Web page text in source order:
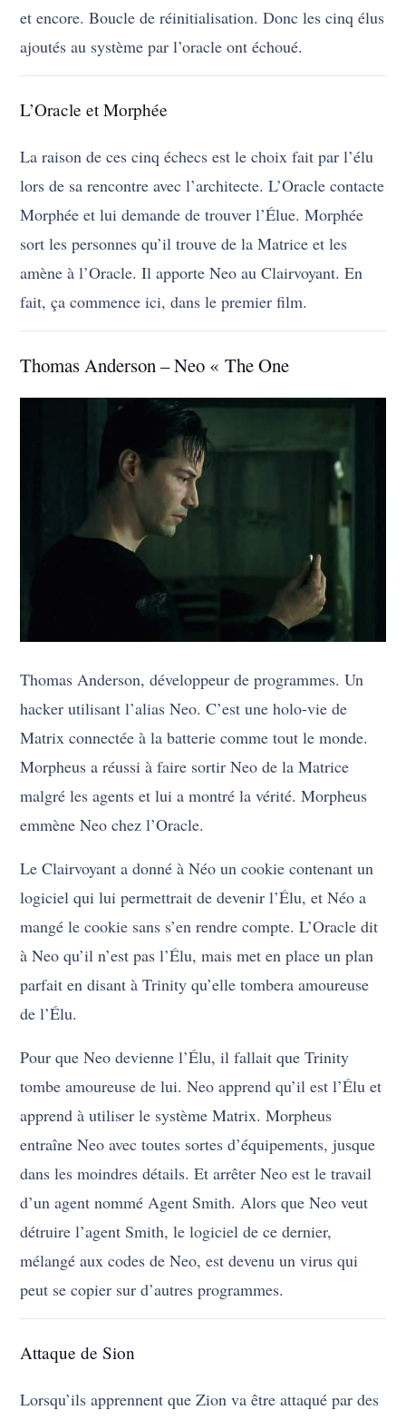
et encore. Boucle de réinitialisation. Donc les cinq élus
ajoutés au système par l’oracle ont échoué.
L’Oracle et Morphée
La raison de ces cinq échecs est le choix fait par l’élu
lors de sa rencontre avec l’architecte. L’Oracle contacte
Morphée et lui demande de trouver l’Élue. Morphée
sort les personnes qu’il trouve de la Matrice et les
amène à l’Oracle. Il apporte Neo au Clairvoyant. En
fait, ça commence ici, dans le premier film.
Thomas Anderson – Neo « The One
Thomas Anderson, développeur de programmes. Un
hacker utilisant l’alias Neo. C’est une holo-vie de
Matrix connectée à la batterie comme tout le monde.
Morpheus a réussi à faire sortir Neo de la Matrice
malgré les agents et lui a montré la vérité. Morpheus
emmène Neo chez l’Oracle.
Le Clairvoyant a donné à Néo un cookie contenant un
logiciel qui lui permettrait de devenir l’Élu, et Néo a
mangé le cookie sans s’en rendre compte. L’Oracle dit
à Neo qu’il n’est pas l’Élu, mais met en place un plan
parfait en disant à Trinity qu’elle tombera amoureuse
de l’Élu.
Pour que Neo devienne l’Élu, il fallait que Trinity
tombe amoureuse de lui. Neo apprend qu’il est l’Élu et
apprend à utiliser le système Matrix. Morpheus
entraîne Neo avec toutes sortes d’équipements, jusque
dans les moindres détails. Et arrêter Neo est le travail
d’un agent nommé Agent Smith. Alors que Neo veut
détruire l’agent Smith, le logiciel de ce dernier,
mélangé aux codes de Neo, est devenu un virus qui
peut se copier sur d’autres programmes.
Attaque de Sion
Lorsqu’ils apprennent que Zion va être attaqué par des